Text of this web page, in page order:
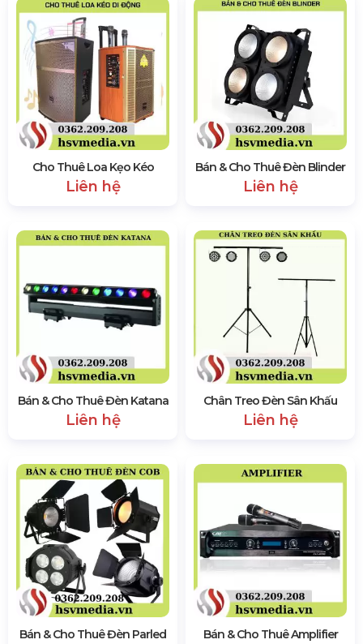
Cho Thuê Loa Kẹo Kéo
Liên hệ
Bán & Cho Thuê Đèn Blinder
Liên hệ
Bán & Cho Thuê Đèn Katana
Liên hệ
Chân Treo Đèn Sân Khấu
Liên hệ
Bán & Cho Thuê Đèn Parled
Bán & Cho Thuê Amplifier